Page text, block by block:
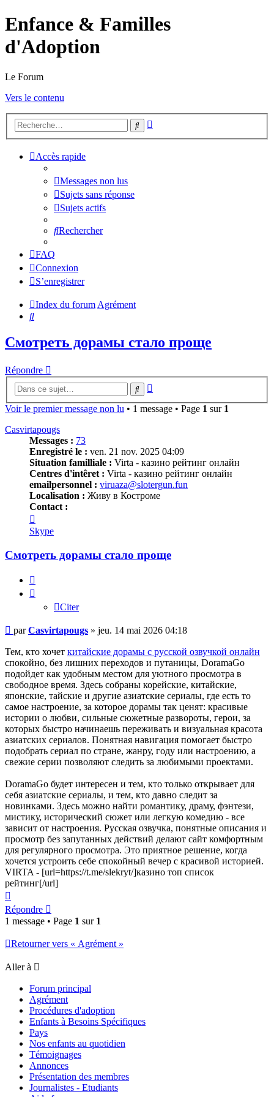
Enfance & Familles
d'Adoption
Le Forum
Vers le contenu
Rechercher
Accès rapide
Messages non lus
Sujets sans réponse
Sujets actifs
Rechercher
FAQ
Connexion
S’enregistrer
Index du forumAgrément
Rechercher
Смотреть дорамы стало проще
Répondre
Rechercher
Voir le premier message non lu • 1 message • Page 1 sur 1
Casvirtapougs
Messages : 73
Enregistré le : ven. 21 nov. 2025 04:09
Situation familliale : Virta - казино рейтинг онлайн
Centres d'intêret : Virta - казино рейтинг онлайн
emailpersonnel : viruaza@slotergun.fun
Localisation : Живу в Костроме
Contact :
Casvirtapougs
Skype
Смотреть дорамы стало проще
Citer
Message
non
lu
parCasvirtapougs » jeu. 14 mai 2026 04:18
Тем, кто хочет китайские дорамы с русской озвучкой онлайн
спокойно, без лишних переходов и путаницы, DoramaGo
подойдет как удобным местом для уютного просмотра в
свободное время. Здесь собраны корейские, китайские,
японские, тайские и другие азиатские сериалы, где есть то
самое настроение, за которое дорамы так ценят: красивые
истории о любви, сильные сюжетные развороты, герои, за
которых быстро начинаешь переживать и визуальная красота
азиатских сериалов. Понятная навигация помогает быстро
подобрать сериал по стране, жанру, году или настроению, а
свежие серии позволяют следить за любимыми проектами.
DoramaGo будет интересен и тем, кто только открывает для
себя азиатские сериалы, и тем, кто давно следит за
новинками. Здесь можно найти романтику, драму, фэнтези,
мистику, исторический сюжет или легкую комедию - все
зависит от настроения. Русская озвучка, понятные описания и
просмотр без запутанных действий делают сайт комфортным
для регулярного просмотра. Это приятное решение, когда
хочется устроить себе спокойный вечер с красивой историей.
VIRTA - [url=https://t.me/slekryt/]казино топ список
рейтинг[/url]
Répondre
1 message • Page 1 sur 1
Retourner vers « Agrément »
Aller à
Forum principal
Agrément
Procédures d'adoption
Enfants à Besoins Spécifiques
Pays
Nos enfants au quotidien
Témoignages
Annonces
Présentation des membres
Journalistes - Etudiants